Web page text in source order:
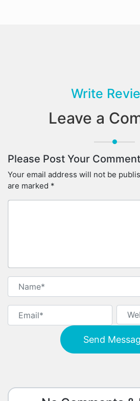
Write
Leave a
Please Post Your
Your email address will not be
are marked *